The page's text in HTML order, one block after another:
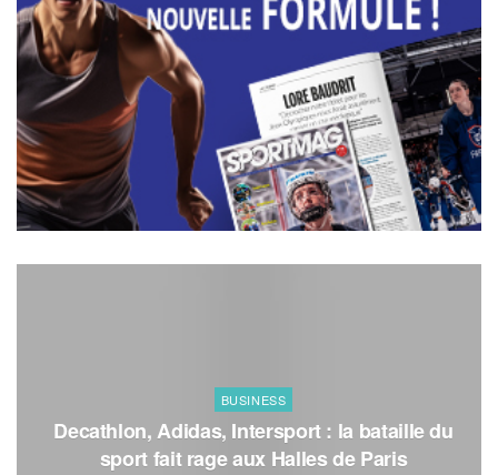
BUSINESS
Decathlon, Adidas, Intersport : la bataille du
sport fait rage aux Halles de Paris